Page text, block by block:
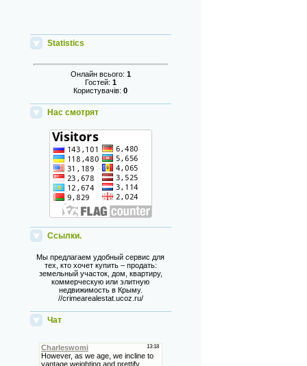
Statistics
Онлайн всього: 1
Гостей: 1
Користувачів:0
Нас смотрят
Ссылки.
Мы предлагаем удобный сервис для
тех, кто хочет купить – продать:
земельный участок, дом, квартиру,
коммерческую или элитную
недвижимость в Крыму.
//crimearealestat.ucoz.ru/
Чат